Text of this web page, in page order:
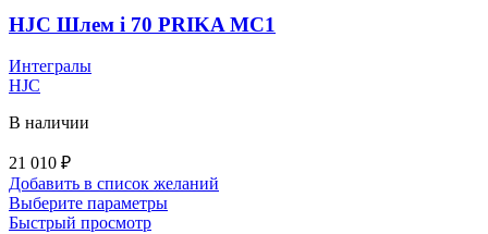
можно
выбрать
HJC Шлем i 70 PRIKA MC1
Интегралы
HJC
В наличии
21 010 ₽
Добавить в список желаний
Выберите параметрыЭтот
Быстрый просмотр